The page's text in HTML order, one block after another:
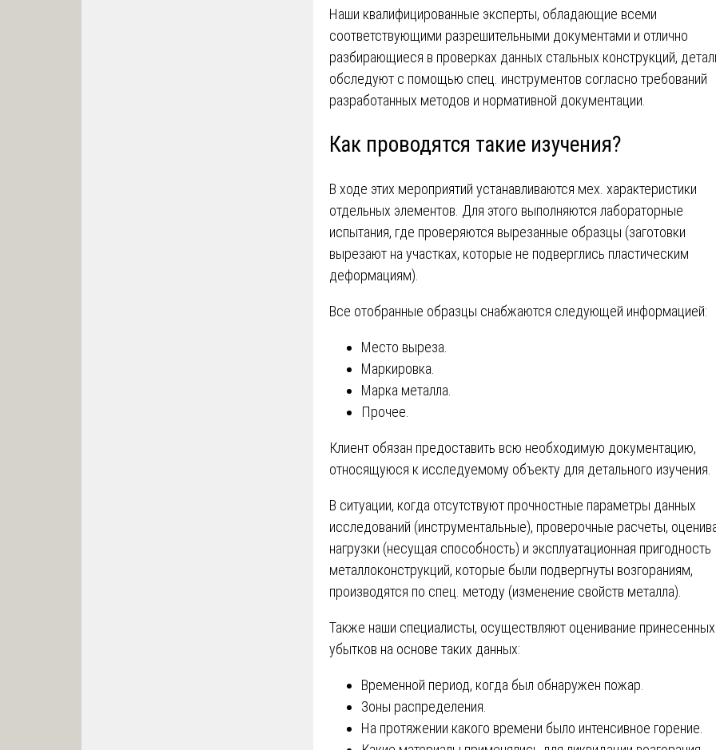
Наши квалифицированные эксперты, обладающие всеми
соответствующими разрешительными документами и отлично
разбирающиеся в проверках данных стальных конструкций,
обследуют с помощью спец. инструментов согласно требований
разработанных методов и нормативной документации.
Как проводятся такие изучения?
В ходе этих мероприятий устанавливаются мех. характеристики
отдельных элементов. Для этого выполняются лабораторные
испытания, где проверяются вырезанные образцы (заготовки
вырезают на участках, которые не подверглись пластическим
деформациям).
Все отобранные образцы снабжаются следующей информацией:
Место выреза.
Маркировка.
Марка металла.
Прочее.
Клиент обязан предоставить всю необходимую документацию,
относящуюся к исследуемому объекту для детального изучения.
В ситуации, когда отсутствуют прочностные параметры данных
исследований (инструментальные), проверочные расчеты,
нагрузки (несущая способность) и эксплуатационная пригодность
металлоконструкций, которые были подвергнуты возгораниям,
производятся по спец. методу (изменение свойств металла).
Также наши специалисты, осуществляют оценивание принесенных
убытков на основе таких данных:
Временной период, когда был обнаружен пожар.
Зоны распределения.
На протяжении какого времени было интенсивное горение.